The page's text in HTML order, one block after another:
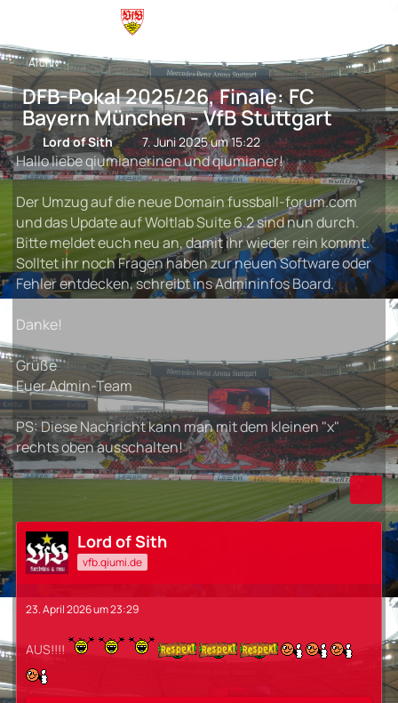
Archiv
DFB-Pokal 2025/26, Finale: FC
Bayern München - VfB Stuttgart
Lord of Sith 7. Juni 2025 um 15:22
Hallo liebe qiumianerinen und qiumianer!
Der Umzug auf die neue Domain fussball-forum.com
und das Update auf Woltlab Suite 6.2 sind nun durch.
Bitte meldet euch neu an, damit ihr wieder rein kommt.
Solltet ihr noch Fragen haben zur neuen Software oder
Fehler entdecken, schreibt ins Admininfos Board.
Danke!
Grüße
Euer Admin-Team
PS: Diese Nachricht kann man mit dem kleinen "x"
rechts oben ausschalten!
Lord of Sith
vfb.qiumi.de
23. April 2026 um 23:29
AUS!!!!